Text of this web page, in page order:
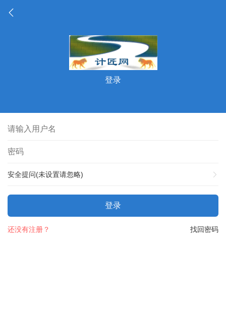
登录
安全提问(未设置请忽略)
登录
找回密码
还没有注册？